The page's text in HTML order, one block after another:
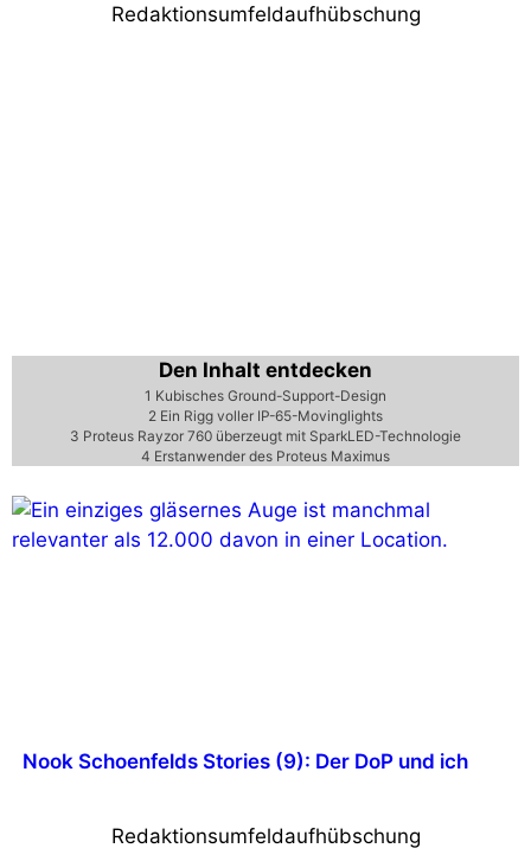
Redaktionsumfeldaufhübschung
Den Inhalt entdecken
1 Kubisches Ground-Support-Design
2 Ein Rigg voller IP-65-Movinglights
3 Proteus Rayzor 760 überzeugt mit SparkLED-Technologie
4 Erstanwender des Proteus Maximus
Nook Schoenfelds Stories (9): Der DoP und ich
Redaktionsumfeldaufhübschung